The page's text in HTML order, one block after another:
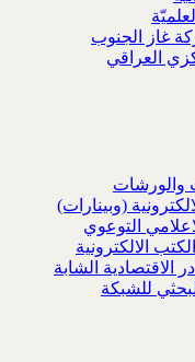
غاز الجنوب
العراقي
والورشات
(وبينارات)
التوعوي
الالكترونية
الاقتصادية الشابة
للشبكة